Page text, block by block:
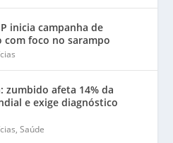
inicia campanha de
com foco no sarampo
zumbido afeta 14% da
e exige diagnóstico
,Saúde